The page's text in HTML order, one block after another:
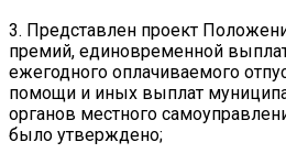
3. Представлен проект
премий, единовременной
ежегодного оплачиваемого
помощи и иных выплат
органов местного
было утверждено;